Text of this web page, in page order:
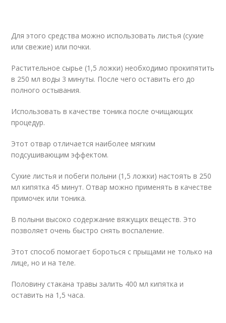
Для этого средства можно использовать листья (сухие
или свежие) или почки.
Растительное сырье (1,5 ложки) необходимо прокипятить
в 250 мл воды 3 минуты. После чего оставить его до
полного остывания.
Использовать в качестве тоника после очищающих
процедур.
Этот отвар отличается наиболее мягким
подсушивающим эффектом.
Сухие листья и побеги полыни (1,5 ложки) настоять в 250
мл кипятка 45 минут. Отвар можно применять в качестве
примочек или тоника.
В полыни высоко содержание вяжущих веществ. Это
позволяет очень быстро снять воспаление.
Этот способ помогает бороться с прыщами не только на
лице, но и на теле.
Половину стакана травы залить 400 мл кипятка и
оставить на 1,5 часа.